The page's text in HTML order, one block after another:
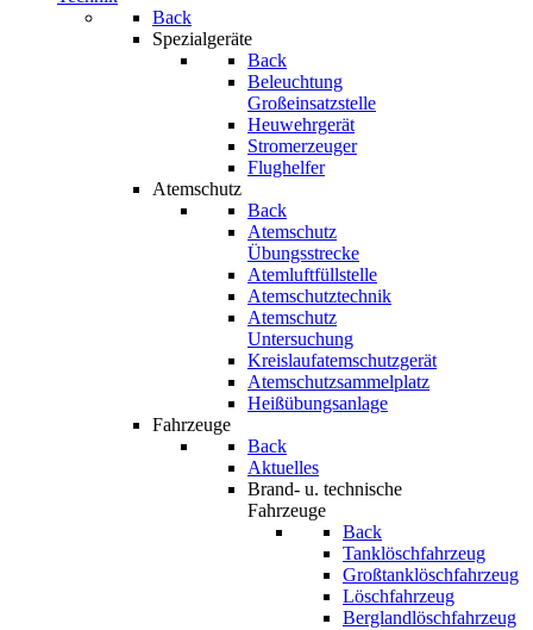
Back
Spezialgeräte
Back
Beleuchtung
Großeinsatzstelle
Heuwehrgerät
Stromerzeuger
Flughelfer
Atemschutz
Back
Atemschutz
Übungsstrecke
Atemluftfüllstelle
Atemschutztechnik
Atemschutz
Untersuchung
Kreislaufatemschutzgerät
Atemschutzsammelplatz
Heißübungsanlage
Fahrzeuge
Back
Aktuelles
Brand- u. technische
Fahrzeuge
Back
Tanklöschfahrzeug
Großtanklöschfahrzeug
Löschfahrzeug
Berglandlöschfahrzeug